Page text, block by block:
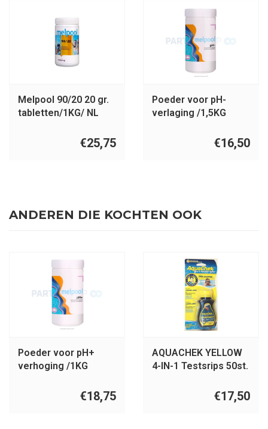
Melpool 90/20 20 gr.
tabletten/1KG/ NL
€25,75
Poeder voor pH-
verlaging /1,5KG
€16,50
ANDEREN DIE KOCHTEN OOK
Poeder voor pH+
verhoging /1KG
€18,75
AQUACHEK YELLOW
4-IN-1 Testsrips 50st.
€17,50